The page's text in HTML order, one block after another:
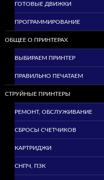
ГОТОВЫЕ ДВИЖКИ
ПРОГРАММИРОВАНИЕ
ОБЩЕЕ О ПРИНТЕРАХ
ВЫБИРАЕМ ПРИНТЕР
ПРАВИЛЬНО ПЕЧАТАЕМ
СТРУЙНЫЕ ПРИНТЕРЫ
РЕМОНТ, ОБСЛУЖИВАНИЕ
СБРОСЫ СЧЕТЧИКОВ
КАРТРИДЖИ
СНПЧ, ПЗК